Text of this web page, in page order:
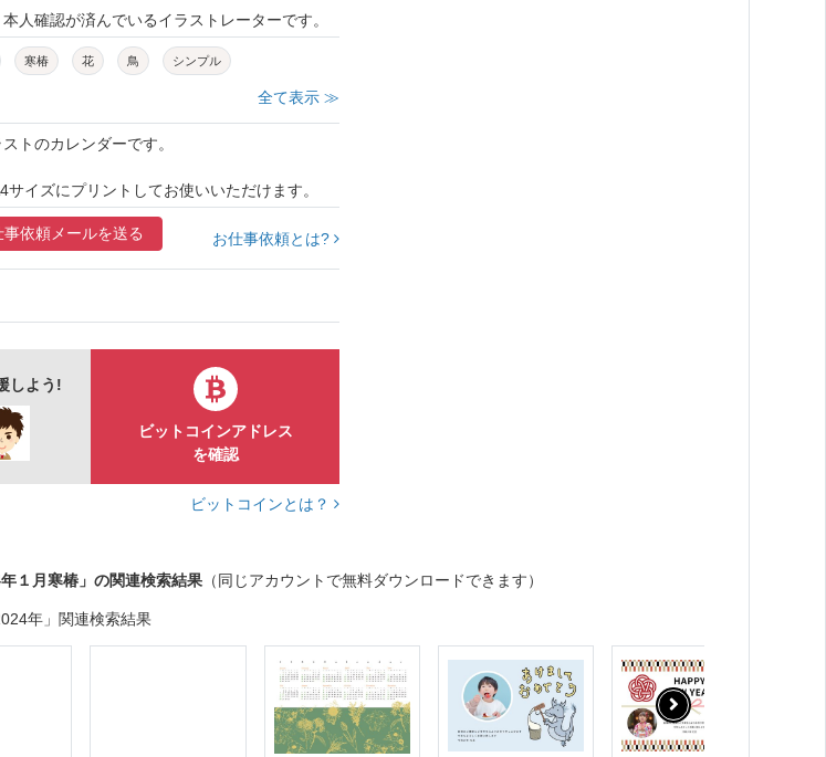
人確認が済んでいるイラストレーターです。
寒椿 花 鳥 シンプル
全て表示 ≫
トのカレンダーです。
イズにプリントしてお使いいただけます。
事依頼メールを送る お仕事依頼とは?
しよう!
ビットコインアドレス
を確認
ビットコインとは？
１月寒椿」の関連検索結果 （同じアカウントで無料ダウンロードできます）
年」関連検索結果